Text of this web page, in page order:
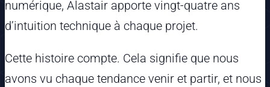
numérique, Alastair apporte vingt-quatre ans
d’intuition technique à chaque projet.
Cette histoire compte. Cela signifie que nous
avons vu chaque tendance venir et partir, et nous